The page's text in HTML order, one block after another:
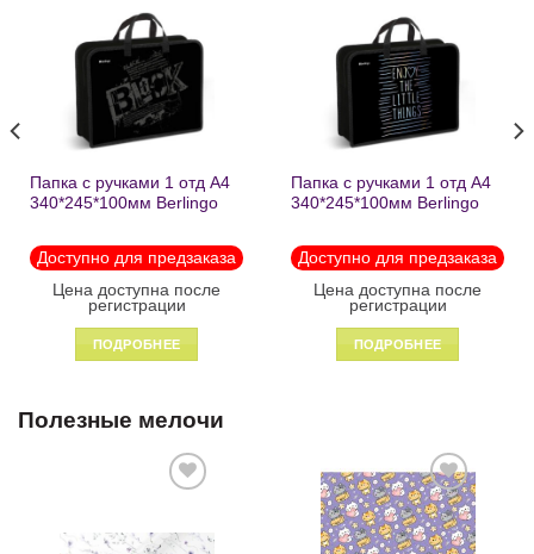
Добавить
в список
желаний
Папка с ручками 1 отд А4
340*245*100мм Berlingo
молнии1246
Доступно для предзаказа
Цена доступна после
регистрации
ПОДРОБНЕЕ
Добавить
в список
желаний
Папка с ручками 1 отд А4
340*245*100мм Berlingo
пластик на молнии 1215
Доступно для предзаказа
Цена доступна после
регистрации
ПОДРОБНЕЕ
Полезные мелочи
желаний
Добавить
в список
желаний